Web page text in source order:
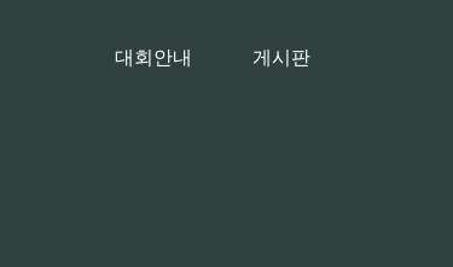
대회안내 게시판